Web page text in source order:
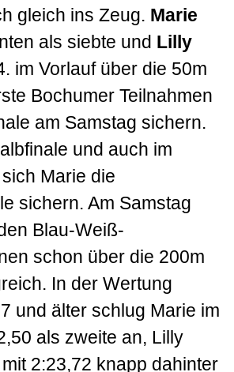
gleich ins Zeug. Marie
als siebte und Lilly
im Vorlauf über die 50m
Bochumer Teilnahmen
am Samstag sichern.
und auch im
Marie die
sichern. Am Samstag
Blau-Weiß-
schon über die 200m
In der Wertung
und älter schlug Marie im
als zweite an, Lilly
2:23,72 knapp dahinter